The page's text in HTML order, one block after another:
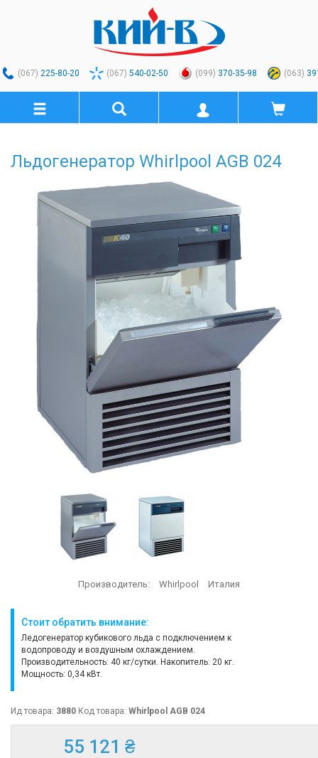
(067) 225-80-20 (067) 540-02-50 (099) 370-35-98 (063)
Льдогенератор Whirlpool AGB 024
Производитель: Whirlpool Италия
Стоит обратить внимание:
Ледогенератор кубикового льда с подключением к
водопроводу и воздушным охлаждением.
Производительность: 40 кг/сутки. Накопитель: 20 кг.
Мощность: 0,34 кВт.
Ид товара: 3880 Код товара: Whirlpool AGB 024
55 121 ₴